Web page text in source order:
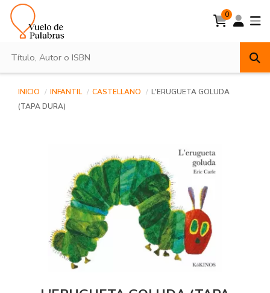
0
INICIO INFANTIL CASTELLANO
L'ERUGUETA GOLUDA
(TAPA DURA)